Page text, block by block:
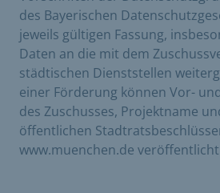
des Bayerischen
jeweils gültigen Fassung,
Daten an die mit dem
städtischen Dienststellen
einer Förderung können Vor-
des Zuschusses, Projektname
öffentlichen
www.muenchen.de